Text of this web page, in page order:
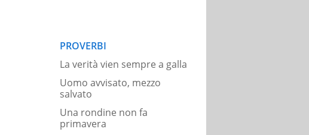
PROVERBI
La verità vien sempre a galla
Uomo avvisato, mezzo
salvato
Una rondine non fa
primavera